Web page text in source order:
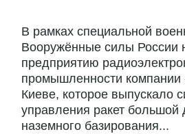
В рамках специальной
Вооружённые силы России
предприятию
промышленности компании
Киеве, которое выпускало
управления ракет большой
наземного базирования...